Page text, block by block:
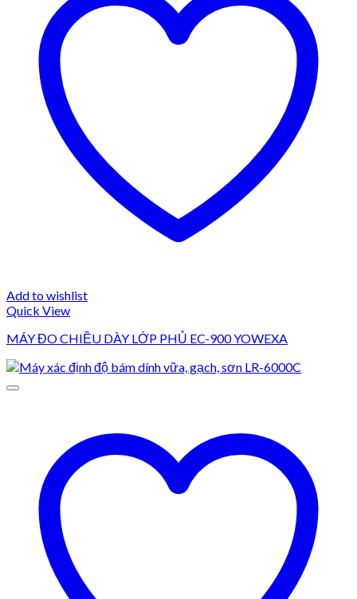
Add to wishlist
Quick View
MÁY ĐO CHIỀU DÀY LỚP PHỦ EC-900 YOWEXA